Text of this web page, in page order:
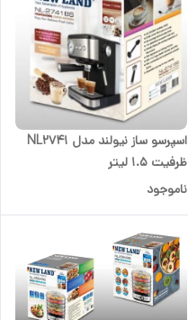
اسپرسو ساز نیولند مدل NL2741
ظرفیت ۱.۵ لیتر
ناموجود